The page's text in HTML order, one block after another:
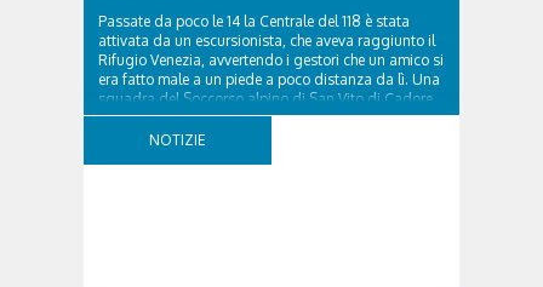
Passate da poco le 14 la Centrale del 118 è stata
attivata da un escursionista, che aveva raggiunto il
Rifugio Venezia, avvertendo i gestori che un amico si
era fatto male a un piede a poco distanza da lì. Una
squadra del Soccorso alpino di San Vito di Cadore
ha quindi raggiunto l'infortunato...
NOTIZIE